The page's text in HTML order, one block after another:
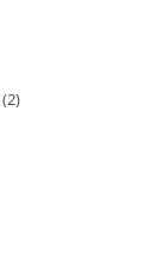
(2)